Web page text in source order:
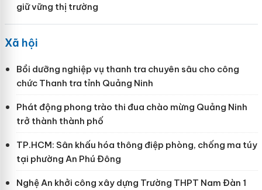
giữ vững thị trường
Xã hội
Bồi dưỡng nghiệp vụ thanh tra chuyên sâu cho công
chức Thanh tra tỉnh Quảng Ninh
Phát động phong trào thi đua chào mừng Quảng Ninh
trở thành thành phố
TP.HCM: Sân khấu hóa thông điệp phòng, chống ma túy
tại phường An Phú Đông
Nghệ An khởi công xây dựng Trường THPT Nam Đàn 1